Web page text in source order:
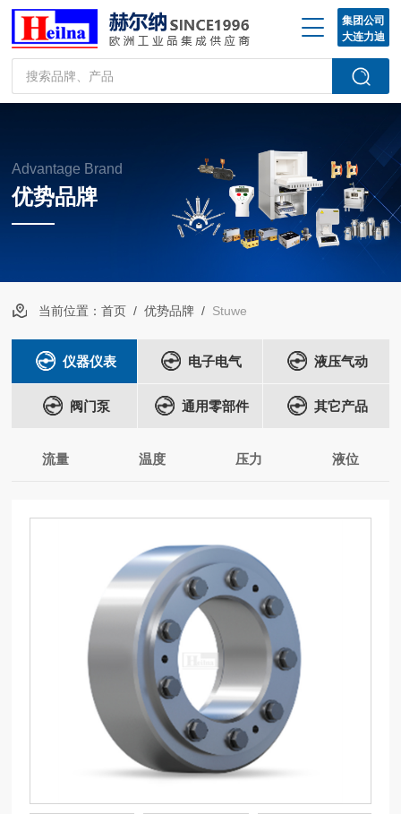
集团公司
大连力迪
Advantage Brand
优势品牌
当前位置：首页 /优势品牌 / Stuwe
仪器仪表 电子电气 液压气动
阀门泵 通用零部件 其它产品
流量 温度 压力 液位